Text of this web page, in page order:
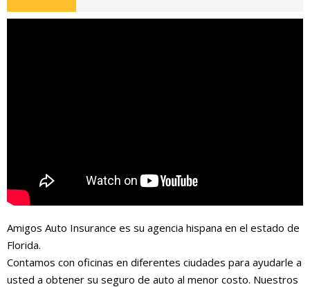
Amigos Auto Insurance es su agencia hispana en el estado de
Florida.
Contamos con oficinas en diferentes ciudades para ayudarle a
usted a obtener su seguro de auto al menor costo. Nuestros